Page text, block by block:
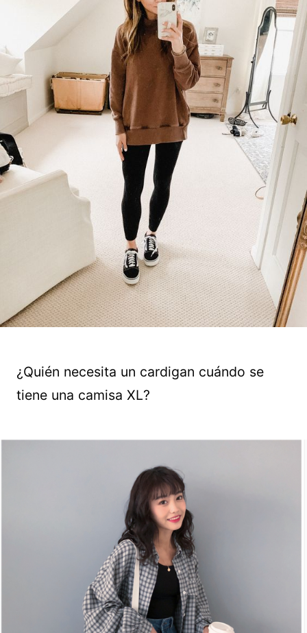
¿Quién necesita un cardigan cuándo se
tiene una camisa XL?